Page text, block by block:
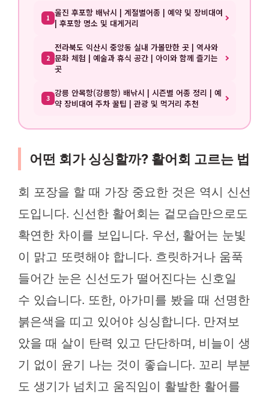
1 울진 후포항 배낚시 | 계절별어종 | 예약 및 장비대여
| 후포항 명소 및 대게거리
2
전라북도 익산시 중앙동 실내 가볼만한 곳 | 역사와
문화 체험 | 예술과 휴식 공간 | 아이와 함께 즐기는
곳
3 강릉 안목항(강릉항) 배낚시 | 시즌별 어종 정리 | 예
약 장비대여 주차 꿀팁 | 관광 및 먹거리 추천
어떤 회가 싱싱할까? 활어회 고르는 법
회 포장을 할 때 가장 중요한 것은 역시 신선
도입니다. 신선한 활어회는 겉모습만으로도
확연한 차이를 보입니다. 우선, 활어는 눈빛
이 맑고 또렷해야 합니다. 흐릿하거나 움푹
들어간 눈은 신선도가 떨어진다는 신호일
수 있습니다. 또한, 아가미를 봤을 때 선명한
붉은색을 띠고 있어야 싱싱합니다. 만져보
았을 때 살이 탄력 있고 단단하며, 비늘이 생
기 없이 윤기 나는 것이 좋습니다. 꼬리 부분
도 생기가 넘치고 움직임이 활발한 활어를